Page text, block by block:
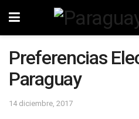
Preferencias
Paraguay
14 diciembre, 2017